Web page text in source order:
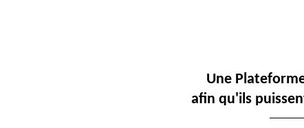
Une
afin qu'ils